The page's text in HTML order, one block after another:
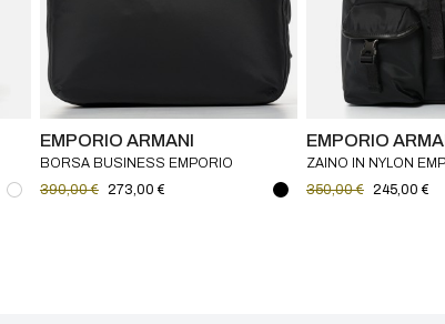
EMPORIO ARMANI
BORSA BUSINESS EMPORIO
ARMANI - CARTELLA PORTA PC IN
NYLON
390,00 € 273,00 €
EMPORIO
ZAINO IN NYLON
350,00 € 245,00 €